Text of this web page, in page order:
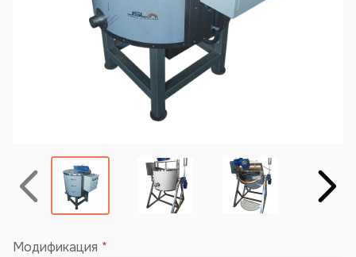
Назад Вперёд
Модификация